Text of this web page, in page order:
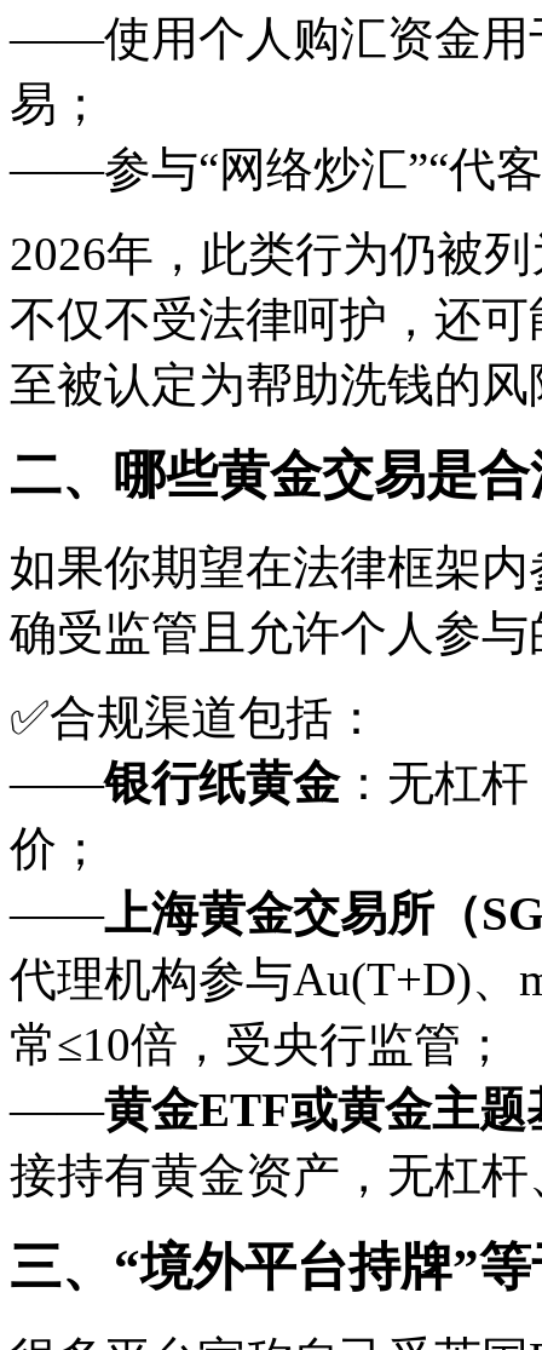
——使用个人购汇资金用
易；
——参与“网络炒汇”“代
2026年，此类行为仍被
不仅不受法律呵护，还
至被认定为帮助洗钱的风
二、哪些黄金交易是
如果你期望在法律框架
确受监管且允许个人参与
✅合规渠道包括：
——银行纸黄金：无杠
价；
——上海黄金交易所（
代理机构参与Au(T+D)、
常≤10倍，受央行监管；
——黄金ETF或黄金主题
接持有黄金资产，无杠
三、“境外平台持牌”